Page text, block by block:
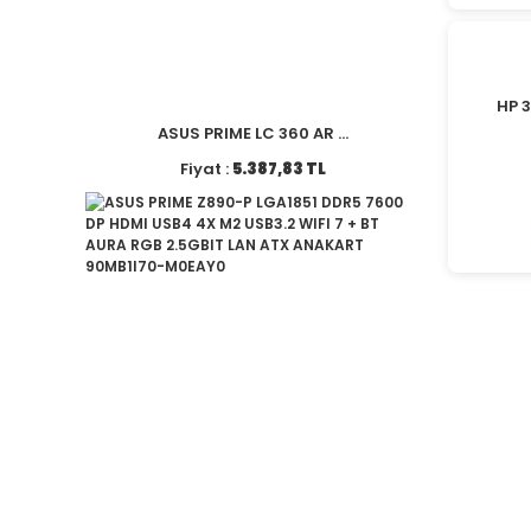
ASUS PRIME LC 360 AR ...
Fiyat : 5.387,83 TL
HP